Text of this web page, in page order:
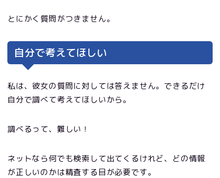
とにかく質問がつきません。
自分で考えてほしい
私は、彼女の質問に対しては答えません。できるだけ
自分で調べて考えてほしいから。
調べるって、難しい！
ネットなら何でも検索して出てくるけれど、どの情報
が正しいのかは精査する目が必要です。